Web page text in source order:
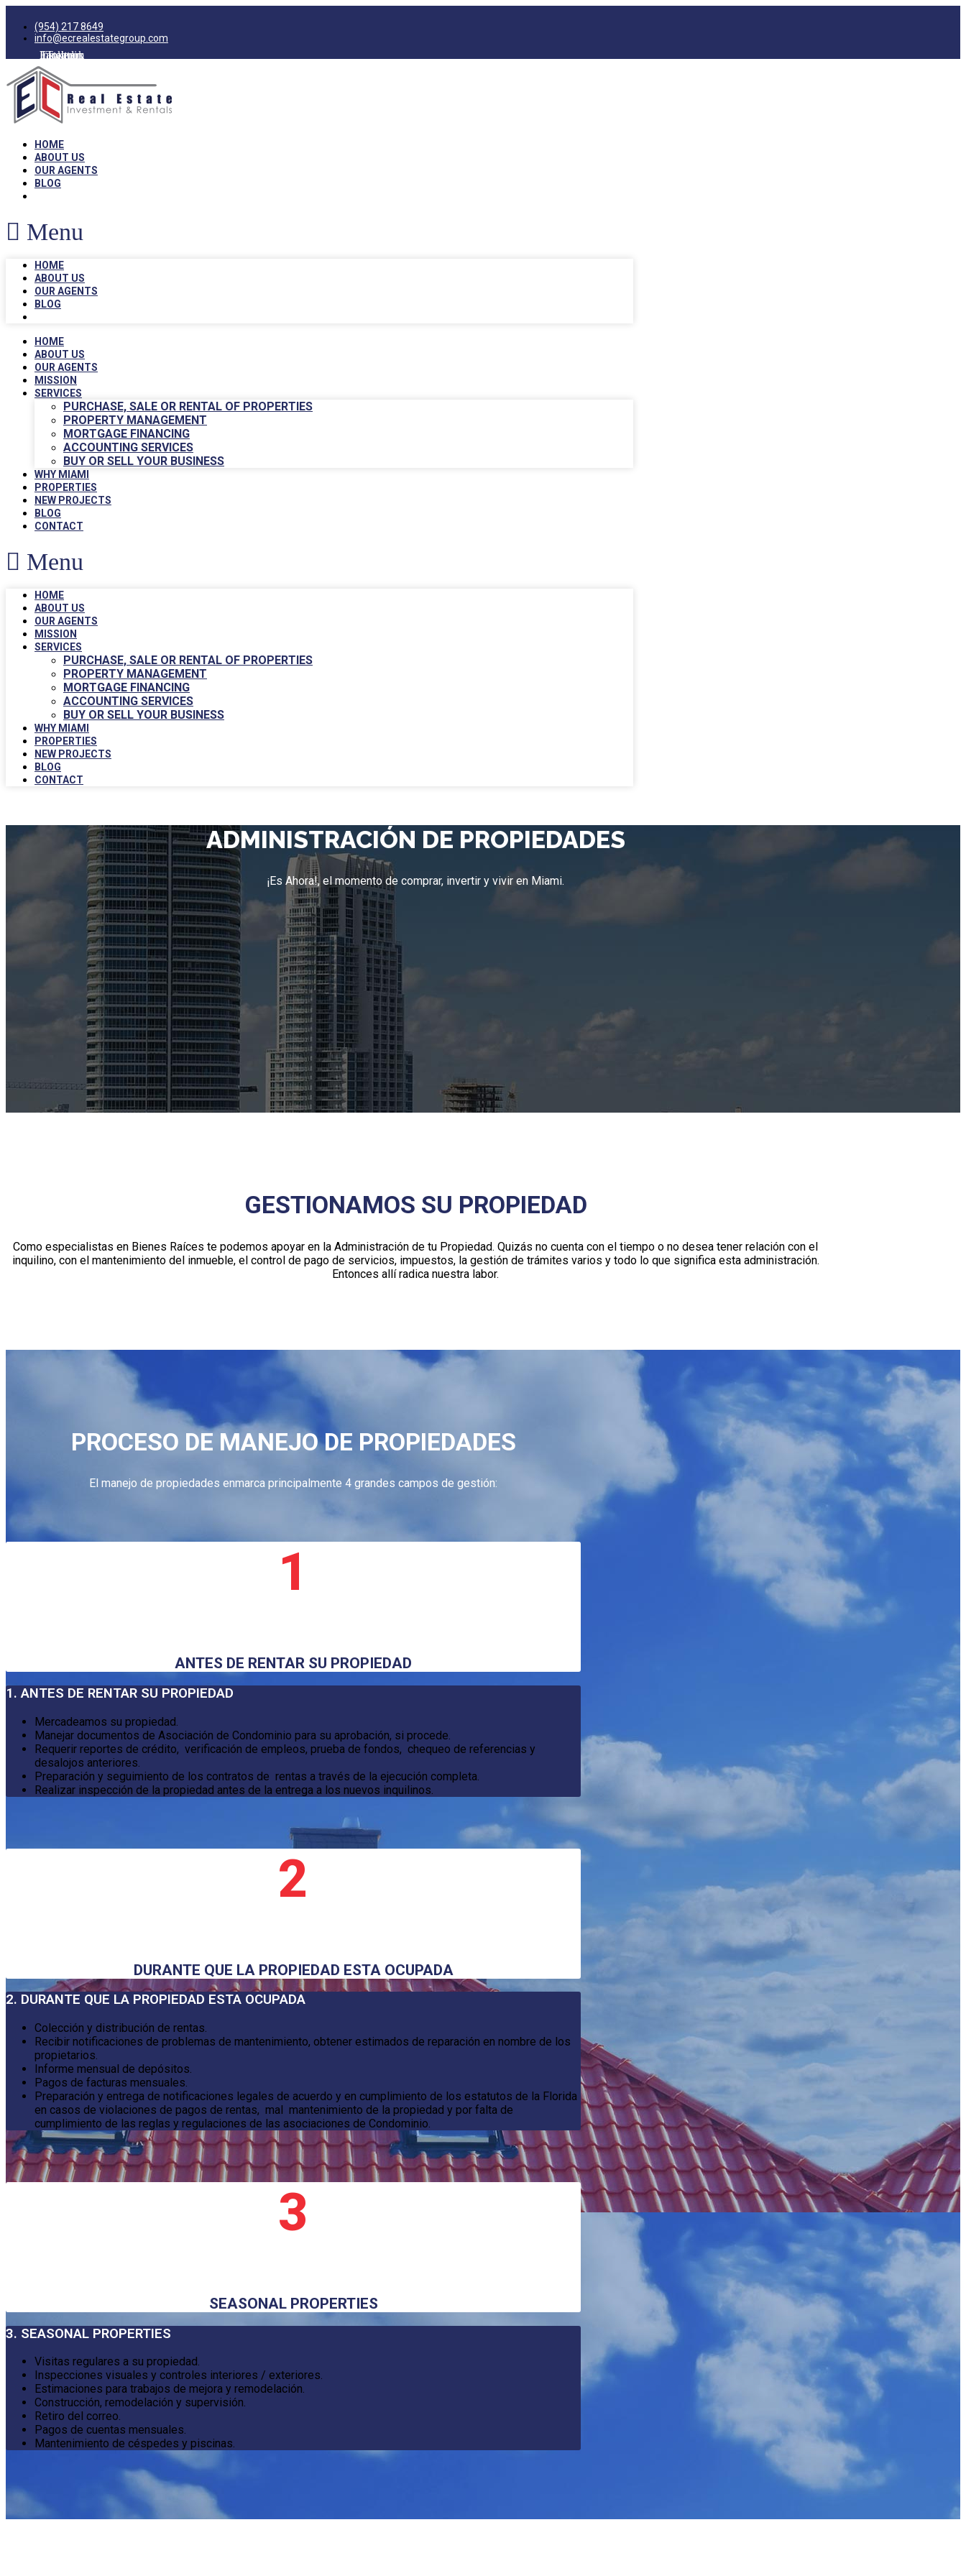
(954) 217 8649
info@ecrealestategroup.com
Facebook
Twitter
Linkedin
Instagram
HOME
ABOUT US
OUR AGENTS
BLOG
Menu
HOME
ABOUT US
OUR AGENTS
BLOG
HOME
ABOUT US
OUR AGENTS
MISSION
SERVICES
PURCHASE, SALE OR RENTAL OF PROPERTIES
PROPERTY MANAGEMENT
MORTGAGE FINANCING
ACCOUNTING SERVICES
BUY OR SELL YOUR BUSINESS
WHY MIAMI
PROPERTIES
NEW PROJECTS
BLOG
CONTACT
Menu
HOME
ABOUT US
OUR AGENTS
MISSION
SERVICES
PURCHASE, SALE OR RENTAL OF PROPERTIES
PROPERTY MANAGEMENT
MORTGAGE FINANCING
ACCOUNTING SERVICES
BUY OR SELL YOUR BUSINESS
WHY MIAMI
PROPERTIES
NEW PROJECTS
BLOG
CONTACT
ADMINISTRACIÓN DE PROPIEDADES
¡Es Ahora!, el momento de comprar, invertir y vivir en Miami.
GESTIONAMOS SU PROPIEDAD
Como especialistas en Bienes Raíces te podemos apoyar en la Administración de tu Propiedad. Quizás no cuenta con el tiempo o no desea tener relación con el
inquilino, con el mantenimiento del inmueble, el control de pago de servicios, impuestos, la gestión de trámites varios y todo lo que significa esta administración.
Entonces allí radica nuestra labor.
PROCESO DE MANEJO DE PROPIEDADES
El manejo de propiedades enmarca principalmente 4 grandes campos de gestión:
1
ANTES DE RENTAR SU PROPIEDAD
1. ANTES DE RENTAR SU PROPIEDAD
Mercadeamos su propiedad.
Manejar documentos de Asociación de Condominio para su aprobación, si procede.
Requerir reportes de crédito, verificación de empleos, prueba de fondos, chequeo de referencias y
desalojos anteriores.
Preparación y seguimiento de los contratos de rentas a través de la ejecución completa.
Realizar inspección de la propiedad antes de la entrega a los nuevos inquilinos.
2
DURANTE QUE LA PROPIEDAD ESTA OCUPADA
2. DURANTE QUE LA PROPIEDAD ESTA OCUPADA
Colección y distribución de rentas.
Recibir notificaciones de problemas de mantenimiento, obtener estimados de reparación en nombre de los
propietarios.
Informe mensual de depósitos.
Pagos de facturas mensuales.
Preparación y entrega de notificaciones legales de acuerdo y en cumplimiento de los estatutos de la Florida
en casos de violaciones de pagos de rentas, mal mantenimiento de la propiedad y por falta de
cumplimiento de las reglas y regulaciones de las asociaciones de Condominio.
3
SEASONAL PROPERTIES
3. SEASONAL PROPERTIES
Visitas regulares a su propiedad.
Inspecciones visuales y controles interiores / exteriores.
Estimaciones para trabajos de mejora y remodelación.
Construcción, remodelación y supervisión.
Retiro del correo.
Pagos de cuentas mensuales.
Mantenimiento de céspedes y piscinas.